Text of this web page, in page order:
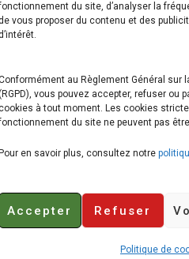
du site, d’analyser la
vous proposer du contenu et des
au Règlement Général sur
vous pouvez accepter, refuser ou
à tout moment. Les cookies
du site ne peuvent pas
en savoir plus, consultez notre
Accepter Refuser
Politique de
loops.fr
Du Lundi au
10h00 –
19h00
Le Samedi
18h00